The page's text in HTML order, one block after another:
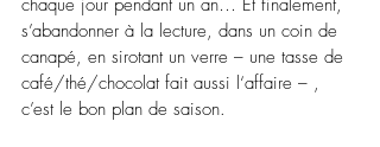
s’abandonner à la lecture, dans un coin de
canapé, en sirotant un verre – une tasse de
café/thé/chocolat fait aussi l‘affaire – ,
c’est le bon plan de saison.